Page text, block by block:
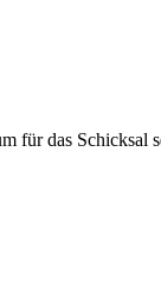
für das